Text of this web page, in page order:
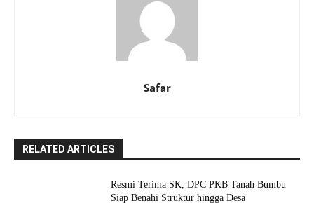
Safar
RELATED ARTICLES
Resmi Terima SK, DPC PKB Tanah Bumbu
Siap Benahi Struktur hingga Desa